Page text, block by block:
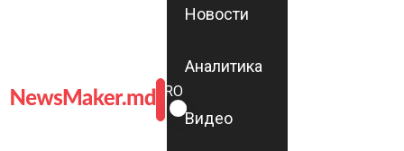
ROMÂNĂ
RU
Новости
Аналитика
Видео